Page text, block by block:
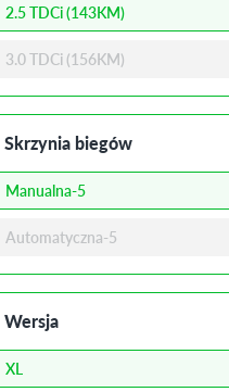
2.5 TDCi (143KM)
3.0 TDCi (156KM)
Skrzynia biegów
Manualna-5
Automatyczna-5
Wersja
XL